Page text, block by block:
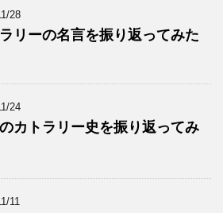
28
リーの名言を振り返ってみた
24
カトラリー史を振り返ってみ
11